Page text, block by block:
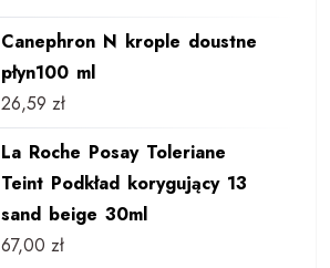
Canephron N krople doustne
płyn100 ml
26,59 zł
La Roche Posay Toleriane
Teint Podkład korygujący 13
sand beige 30ml
67,00 zł